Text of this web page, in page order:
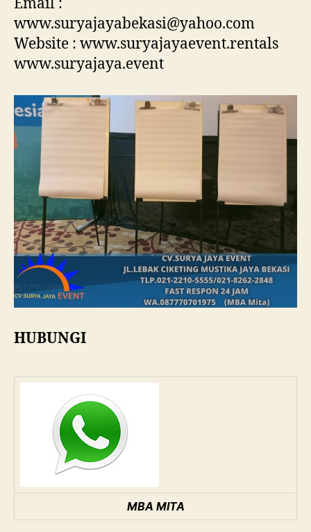
www.suryajayabekasi@yahoo.com
Website : www.suryajayaevent.rentals
www.suryajaya.event
HUBUNGI
MBA MITA